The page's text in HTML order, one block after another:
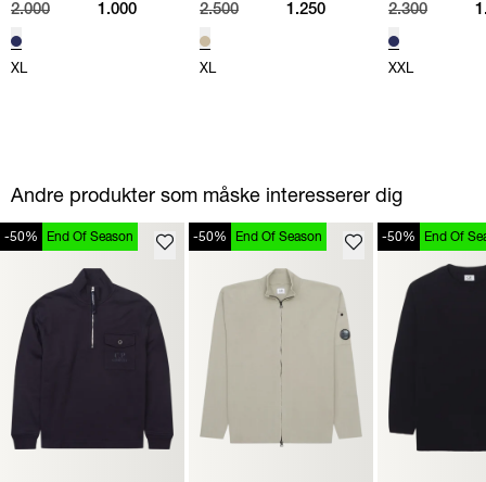
2.000
1.000
XL
2.500
1.250
XL
2.300
XXL
Andre produkter som måske interesserer dig
-50% End Of Season -50% End Of Season -50% End Of